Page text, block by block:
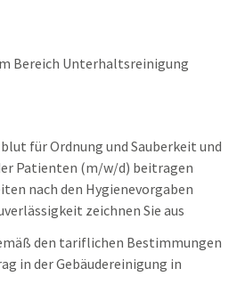
Bereich Unterhaltsreinigung
für Ordnung und Sauberkeit und
Patienten (m/w/d) beitragen
nach den Hygienevorgaben
zeichnen Sie aus
den tariflichen Bestimmungen
in der Gebäudereinigung in